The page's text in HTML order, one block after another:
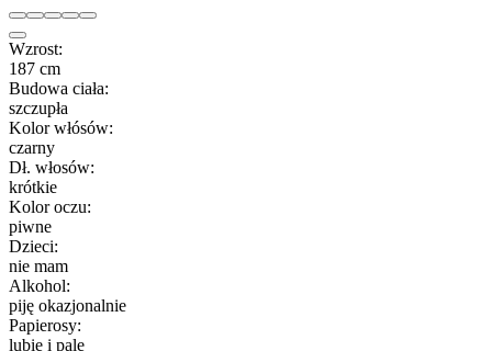
Wzrost:
187 cm
Budowa ciała:
szczupła
Kolor włósów:
czarny
Dł. włosów:
krótkie
Kolor oczu:
piwne
Dzieci:
nie mam
Alkohol:
piję okazjonalnie
Papierosy:
lubię i palę